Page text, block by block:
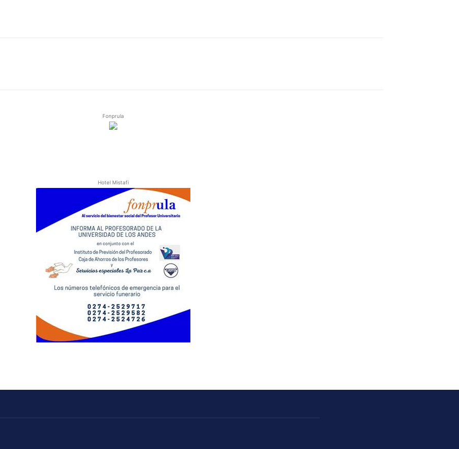
Fonprula
Hotel Mistafi